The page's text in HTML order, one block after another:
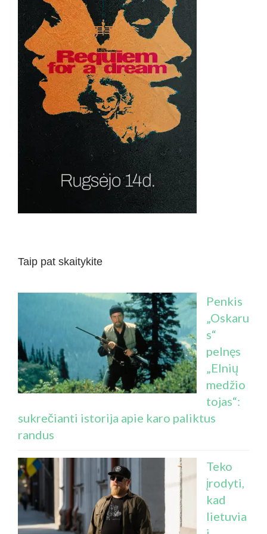
Taip pat skaitykite
Penkis
„Oskaru
s“
pelnęs
„Elnių
medžio
tojas“:
sukrečianti istorija apie karo paliktus
randus
Teko
įrodyti,
kad
lietuvia